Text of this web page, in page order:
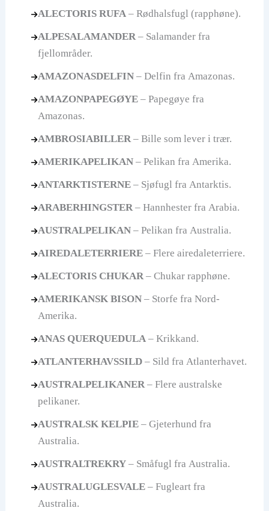
ALECTORIS RUFA – Rødhalsfugl (rapphøne).
ALPESALAMANDER – Salamander fra
fjellområder.
AMAZONASDELFIN – Delfin fra Amazonas.
AMAZONPAPEGØYE – Papegøye fra
Amazonas.
AMBROSIABILLER – Bille som lever i trær.
AMERIKAPELIKAN – Pelikan fra Amerika.
ANTARKTISTERNE – Sjøfugl fra Antarktis.
ARABERHINGSTER – Hannhester fra Arabia.
AUSTRALPELIKAN – Pelikan fra Australia.
AIREDALETERRIERE – Flere airedaleterriere.
ALECTORIS CHUKAR – Chukar rapphøne.
AMERIKANSK BISON – Storfe fra Nord-
Amerika.
ANAS QUERQUEDULA – Krikkand.
ATLANTERHAVSSILD – Sild fra Atlanterhavet.
AUSTRALPELIKANER – Flere australske
pelikaner.
AUSTRALSK KELPIE – Gjeterhund fra
Australia.
AUSTRALTREKRY – Småfugl fra Australia.
AUSTRALUGLESVALE – Fugleart fra
Australia.